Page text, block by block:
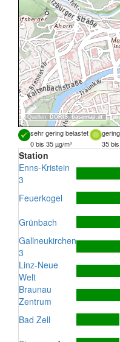
Quellen: DORIS, basemap.at
sehr gering belastet
0 bis 35 µg/m³
35
Station
Enns-Kristein
3
Feuerkogel
Grünbach
Gallneukirchen
3
Linz-Neue
Welt
Braunau
Zentrum
Bad Zell